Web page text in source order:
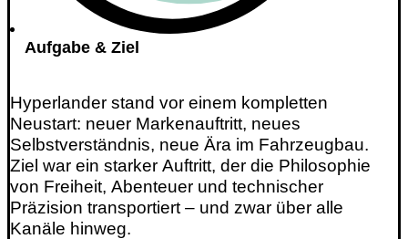
Aufgabe & Ziel
Hyperlander stand vor einem kompletten
Neustart: neuer Markenauftritt, neues
Selbstverständnis, neue Ära im Fahrzeugbau.
Ziel war ein starker Auftritt, der die Philosophie
von Freiheit, Abenteuer und technischer
Präzision transportiert – und zwar über alle
Kanäle hinweg.